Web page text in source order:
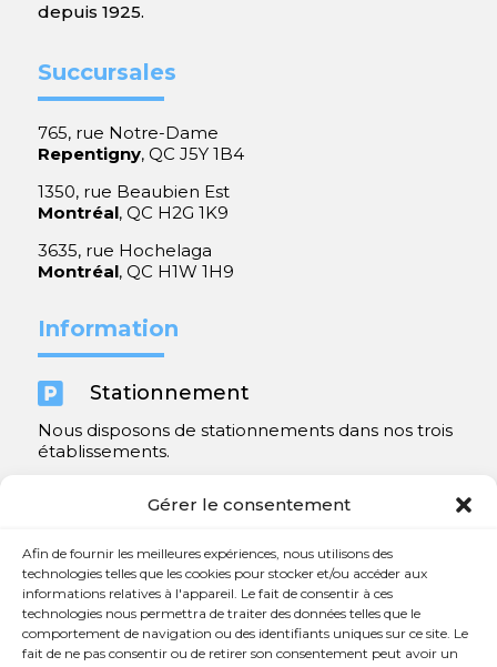
Gérer le consentement
Afin de fournir les meilleures expériences, nous utilisons des
technologies telles que les cookies pour stocker et/ou accéder aux
informations relatives à l'appareil. Le fait de consentir à ces
technologies nous permettra de traiter des données telles que le
comportement de navigation ou des identifiants uniques sur ce site. Le
fait de ne pas consentir ou de retirer son consentement peut avoir un
depuis 1925.
Succursales
765, rue Notre-Dame
Repentigny, QC J5Y 1B4
1350, rue Beaubien Est
Montréal, QC H2G 1K9
3635, rue Hochelaga
Montréal, QC H1W 1H9
Information
 Stationnement
Nous disposons de stationnements dans nos trois
établissements.
Contact
 450 654-3342
 info@charlesrajotte.com